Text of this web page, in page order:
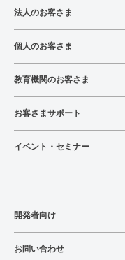
法人のお客さま
個人のお客さま
教育機関のお客さま
お客さまサポート
イベント・セミナー
開発者向け
お問い合わせ